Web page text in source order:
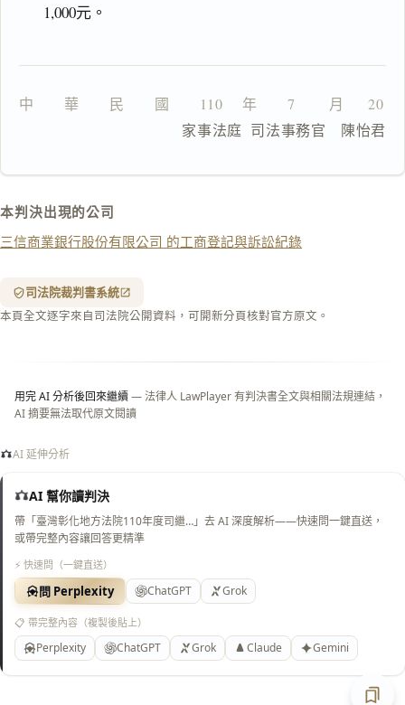
1,000元。
中　　華　　民　　國　　110 　年　　7 　　月　  20
                  家事法庭  司法事務官　陳怡君
本判決出現的公司
三信商業銀行股份有限公司 的工商登記與訴訟紀錄
司法院裁判書系統
本頁全文逐字來自司法院公開資料，可開新分頁核對官方原文。
用完 AI 分析後回來繼續— 法律人 LawPlayer 有判決書全文與相關法規連結，
AI 摘要無法取代原文閱讀
AI 延伸分析
AI 幫你讀判決
帶「臺灣彰化地方法院110年度司繼…」去 AI 深度解析——快速問一鍵直送，
或帶完整內容讓回答更精準
⚡ 快速問（一鍵直送）
問 Perplexity ChatGPT Grok
📋 帶完整內容（複製後貼上）
Perplexity ChatGPT Grok Claude Gemini
全